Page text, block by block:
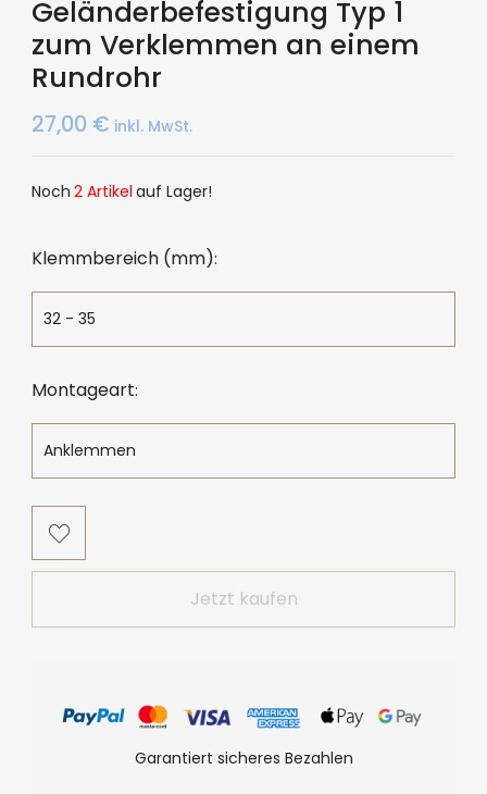
Geländerbefestigung Typ 1
zum Verklemmen an einem
Rundrohr
27,00 € inkl. MwSt.
Noch 2 Artikel auf Lager!
Klemmbereich (mm)
Montageart
Jetzt kaufen
Garantiert sicheres Bezahlen